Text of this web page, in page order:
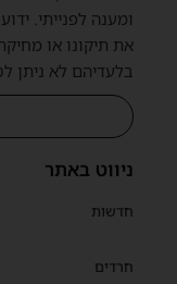
ניווט באתר
חדשות
חרדים
ומענה לפנייתי.
את תיקונו או
בלעדיהם לא ניתן